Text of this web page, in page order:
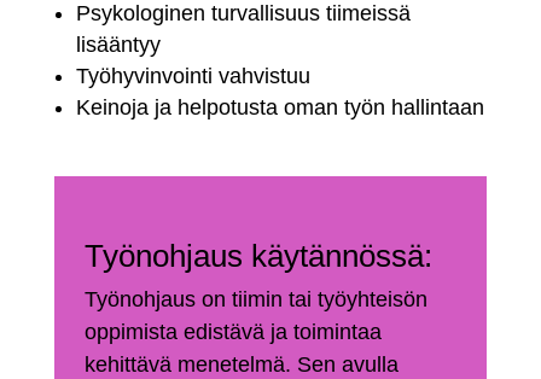
Psykologinen turvallisuus tiimeissä
lisääntyy
Työhyvinvointi vahvistuu
Keinoja ja helpotusta oman työn hallintaan
Työnohjaus käytännössä:
Työnohjaus on tiimin tai työyhteisön
oppimista edistävä ja toimintaa
kehittävä menetelmä. Sen avulla